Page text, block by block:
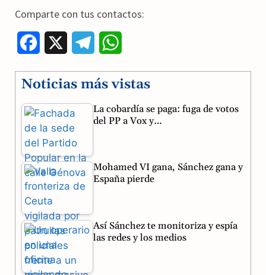
Comparte con tus contactos:
c
e
b
o
o
k
l
e
a
a
t
p
Noticias más vistas
La cobardía se paga: fuga de votos
del PP a Vox y…
Mohamed VI gana, Sánchez gana y
España pierde
Así Sánchez te monitoriza y espía
las redes y los medios